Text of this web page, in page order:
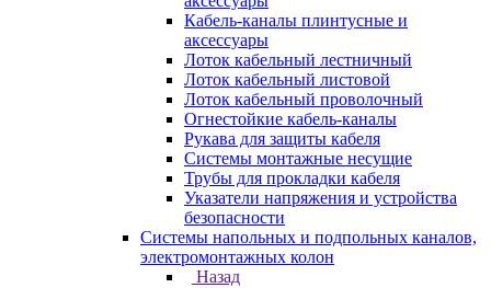
Кабель-каналы плинтусные и
аксессуары
Лоток кабельный лестничный
Лоток кабельный листовой
Лоток кабельный проволочный
Огнестойкие кабель-каналы
Рукава для защиты кабеля
Системы монтажные несущие
Трубы для прокладки кабеля
Указатели напряжения и устройства
безопасности
Системы напольных и подпольных каналов,
электромонтажных колон
Назад